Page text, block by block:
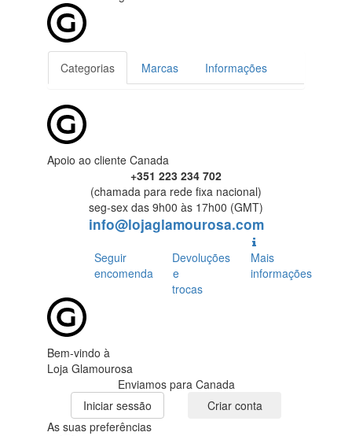
Categorias Marcas Informações
Apoio ao cliente Canada
+351 223 234 702
(chamada para rede fixa nacional)
seg-sex das 9h00 às 17h00 (GMT)
info@lojaglamourosa.com
Seguir
encomenda
Devoluções
e
trocas
Mais
informações
Bem-vindo à
Loja Glamourosa
Enviamos para Canada
Iniciar sessão
Criar conta
As suas preferências